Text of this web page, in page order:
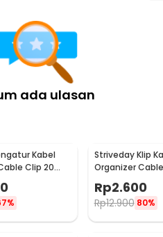
disatukan atau digulung agar
juga mendukung keamanan
produk ini:
ada ulasan
Kabel
Clip 20
Striveday Klip
Organizer
Rp2.600
Rp12.900 80%